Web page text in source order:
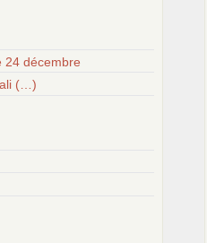
24 décembre
(…)